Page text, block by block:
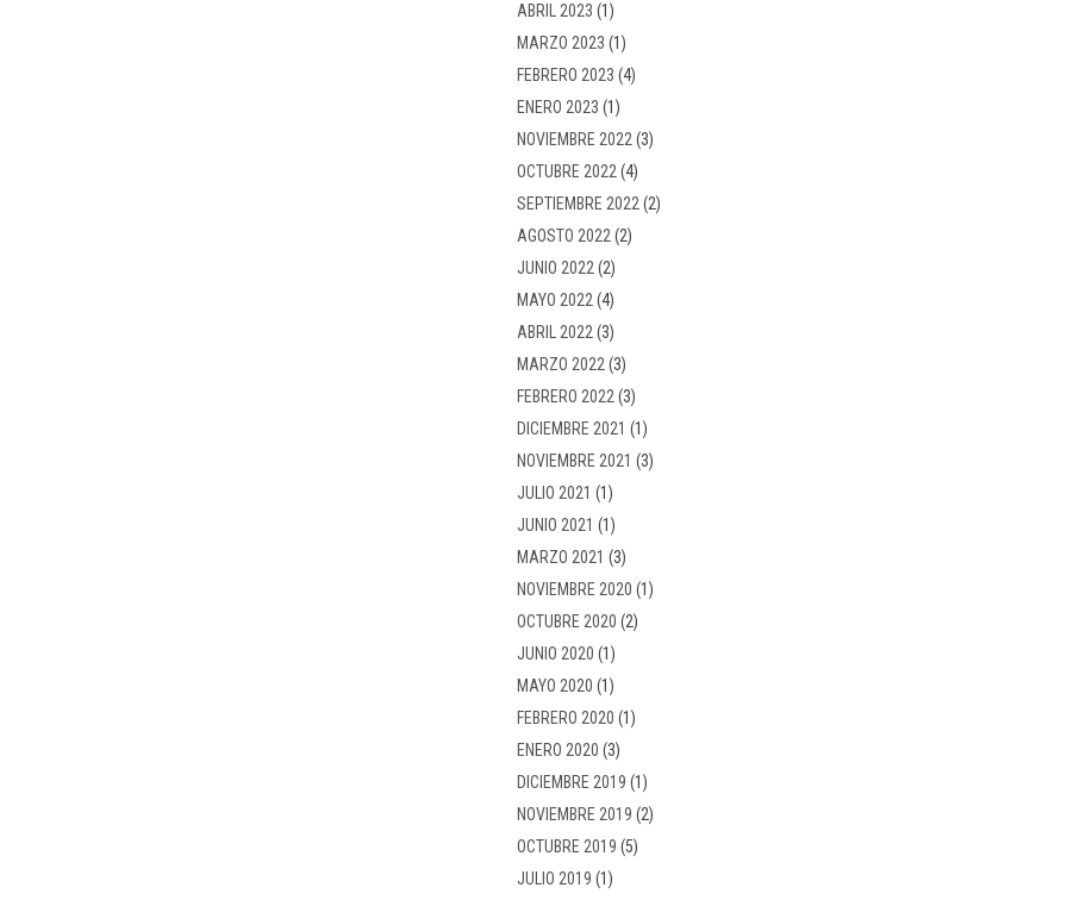
ABRIL 2023 (1)
MARZO 2023 (1)
FEBRERO 2023 (4)
ENERO 2023 (1)
NOVIEMBRE 2022 (3)
OCTUBRE 2022 (4)
SEPTIEMBRE 2022 (2)
AGOSTO 2022 (2)
JUNIO 2022 (2)
MAYO 2022 (4)
ABRIL 2022 (3)
MARZO 2022 (3)
FEBRERO 2022 (3)
DICIEMBRE 2021 (1)
NOVIEMBRE 2021 (3)
JULIO 2021 (1)
JUNIO 2021 (1)
MARZO 2021 (3)
NOVIEMBRE 2020 (1)
OCTUBRE 2020 (2)
JUNIO 2020 (1)
MAYO 2020 (1)
FEBRERO 2020 (1)
ENERO 2020 (3)
DICIEMBRE 2019 (1)
NOVIEMBRE 2019 (2)
OCTUBRE 2019 (5)
JULIO 2019 (1)